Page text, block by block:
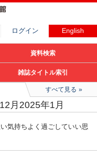
ログイン English
資料検索
雑誌タイトル索引
すべて見る
月2025年1月
気持ちよく過ごしていい思